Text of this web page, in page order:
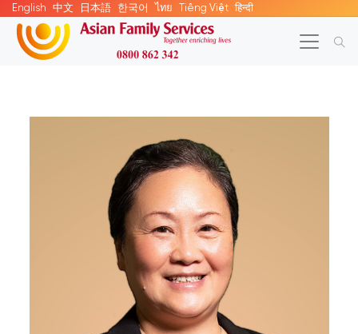
English 中文 日本語 한국어 ไทย Tiếng Việt हिन्दी